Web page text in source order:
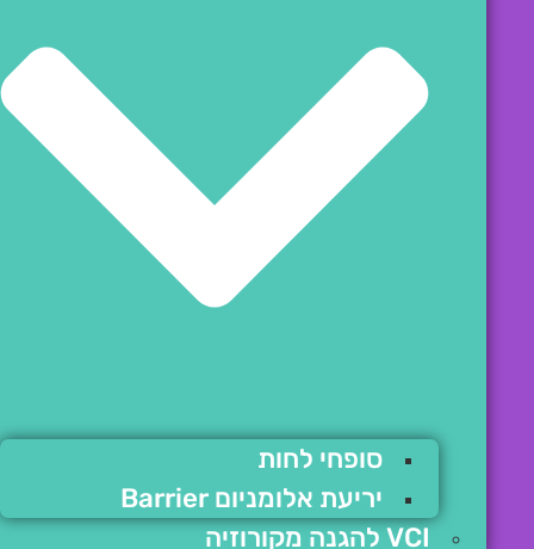
סופחי לחות
יריעת אלומניום Barrier
VCI להגנה מקורוזיה